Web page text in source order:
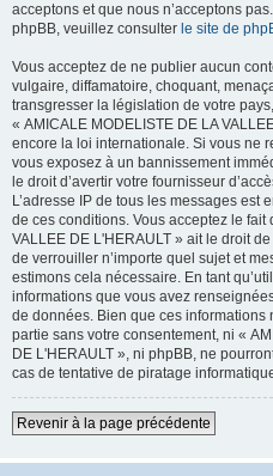
acceptons et que nous n’acceptons
phpBB, veuillez consulter le site de
Vous acceptez de ne publier aucun
vulgaire, diffamatoire, choquant,
transgresser la législation de votre
« AMICALE MODELISTE DE LA
encore la loi internationale. Si vous ne
vous exposez à un bannissement
le droit d’avertir votre fournisseur
L’adresse IP de tous les messages est
de ces conditions. Vous acceptez le fait
VALLEE DE L'HERAULT » ait le droit
de verrouiller n’importe quel sujet et
estimons cela nécessaire. En tant
informations que vous avez
de données. Bien que ces informations
partie sans votre consentement, ni «
DE L'HERAULT », ni phpBB, ne
cas de tentative de piratage
Revenir à la page précédente